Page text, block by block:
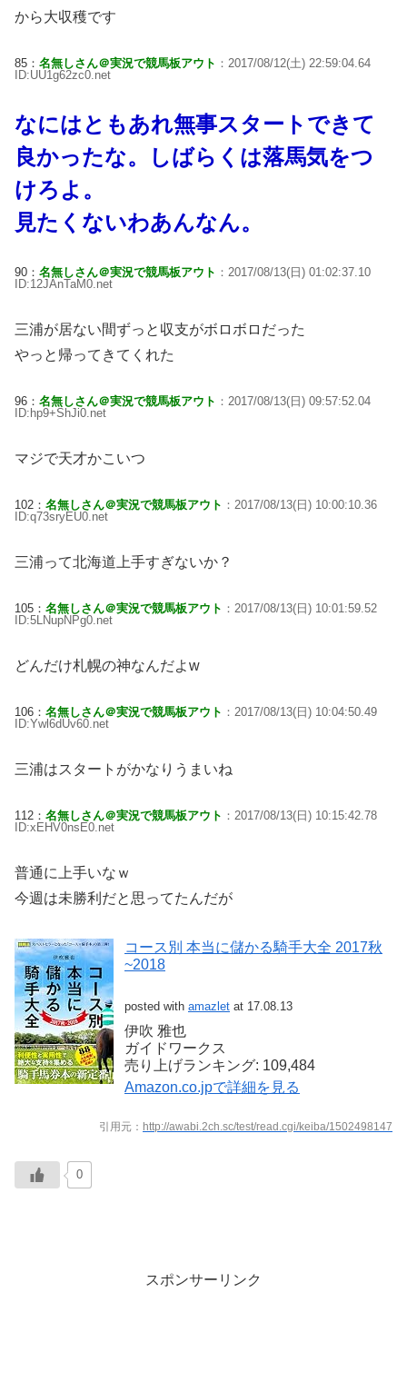
から大収穫です
85： 名無しさん＠実況で競馬板アウト ：2017/08/12(土) 22:59:04.64
ID:UU1g62zc0.net
なにはともあれ無事スタートできて
良かったな。しばらくは落馬気をつ
けろよ。
見たくないわあんなん。
90： 名無しさん＠実況で競馬板アウト ：2017/08/13(日) 01:02:37.10
ID:12JAnTaM0.net
三浦が居ない間ずっと収支がボロボロだった
やっと帰ってきてくれた
96： 名無しさん＠実況で競馬板アウト ：2017/08/13(日) 09:57:52.04
ID:hp9+ShJi0.net
マジで天才かこいつ
102： 名無しさん＠実況で競馬板アウト ：2017/08/13(日) 10:00:10.36
ID:q73sryEU0.net
三浦って北海道上手すぎないか？
105： 名無しさん＠実況で競馬板アウト ：2017/08/13(日) 10:01:59.52
ID:5LNupNPg0.net
どんだけ札幌の神なんだよw
106： 名無しさん＠実況で競馬板アウト ：2017/08/13(日) 10:04:50.49
ID:Ywl6dUv60.net
三浦はスタートがかなりうまいね
112： 名無しさん＠実況で競馬板アウト ：2017/08/13(日) 10:15:42.78
ID:xEHV0nsE0.net
普通に上手いなｗ
今週は未勝利だと思ってたんだが
コース別 本当に儲かる騎手大全 2017秋
~2018
posted with amazlet at 17.08.13
伊吹 雅也
ガイドワークス
売り上げランキング: 109,484
Amazon.co.jpで詳細を見る
引用元： http://awabi.2ch.sc/test/read.cgi/keiba/1502498147
0
スポンサーリンク